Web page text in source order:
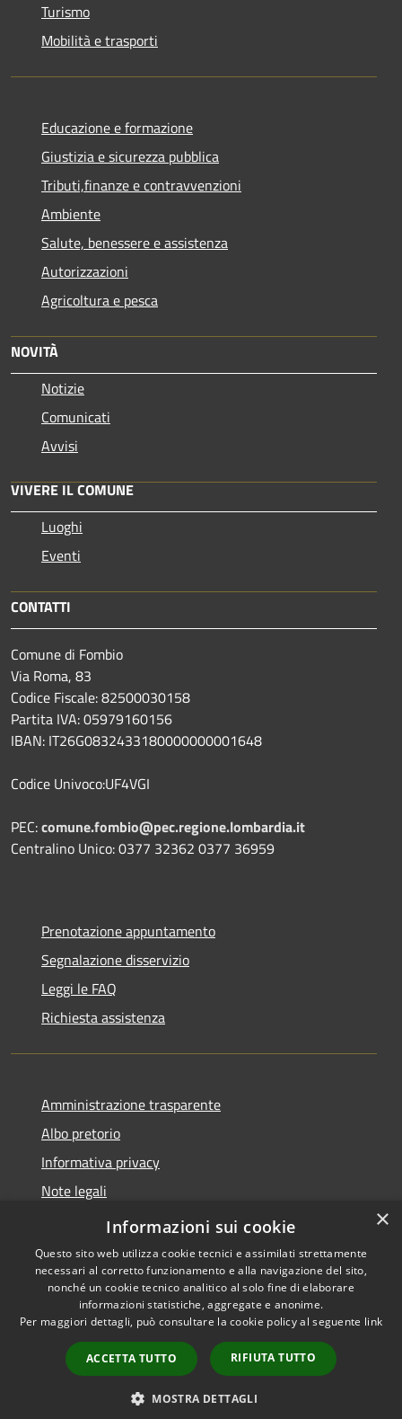
Turismo
Mobilità e trasporti
Educazione e formazione
Giustizia e sicurezza pubblica
Tributi,finanze e contravvenzioni
Ambiente
Salute, benessere e assistenza
Autorizzazioni
Agricoltura e pesca
NOVITÀ
Notizie
Comunicati
Avvisi
VIVERE IL COMUNE
Luoghi
Eventi
CONTATTI
Comune di Fombio
Via Roma, 83
Codice Fiscale: 82500030158
Partita IVA: 05979160156
IBAN: IT26G0832433180000000001648
Codice Univoco:UF4VGI
PEC:comune.fombio@pec.regione.lombardia.it
Centralino Unico: 0377 32362 0377 36959
Prenotazione appuntamento
Segnalazione disservizio
Leggi le FAQ
Richiesta assistenza
Amministrazione trasparente
Albo pretorio
Informativa privacy
Note legali
Dichiarazione di accessibilità
Accessibilità
Copyright © 2026 • Comune di
Fombio • Powered by
Municipium•
Accesso
redazione
×
Informazioni sui cookie
Questo sito web utilizza cookie tecnici e assimilati strettamente
necessari al corretto funzionamento e alla navigazione del sito,
nonché un cookie tecnico analitico al solo fine di elaborare
informazioni statistiche, aggregate e anonime.
Per maggiori dettagli, può consultare la cookie policy al seguente link
ACCETTA TUTTO RIFIUTA TUTTO
MOSTRA DETTAGLI